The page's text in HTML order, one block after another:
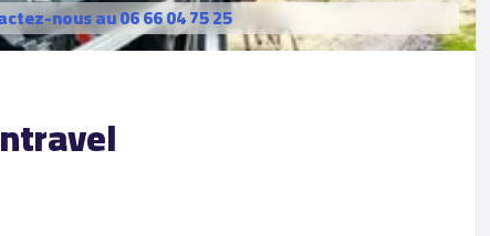
nous au 06 66 04 75 25